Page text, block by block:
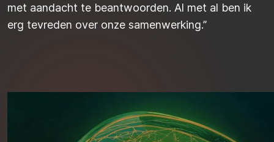
met aandacht te beantwoorden. Al met al ben ik
erg tevreden over onze samenwerking.”